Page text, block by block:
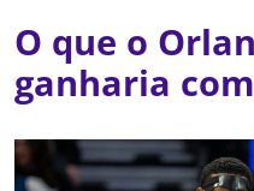
O que o
ganharia